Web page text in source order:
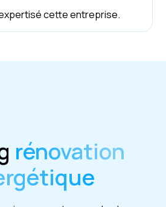
cette entreprise.
rénovation